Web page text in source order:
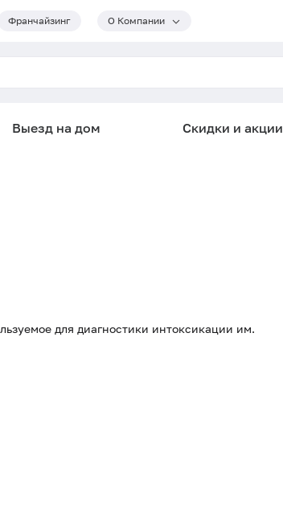
Франчайзинг О Компании
Выезд на дом Скидки и акции
для диагностики интоксикации им.